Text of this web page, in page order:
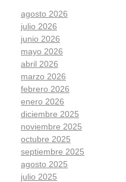
agosto 2026
julio 2026
junio 2026
mayo 2026
abril 2026
marzo 2026
febrero 2026
enero 2026
diciembre 2025
noviembre 2025
octubre 2025
septiembre 2025
agosto 2025
julio 2025